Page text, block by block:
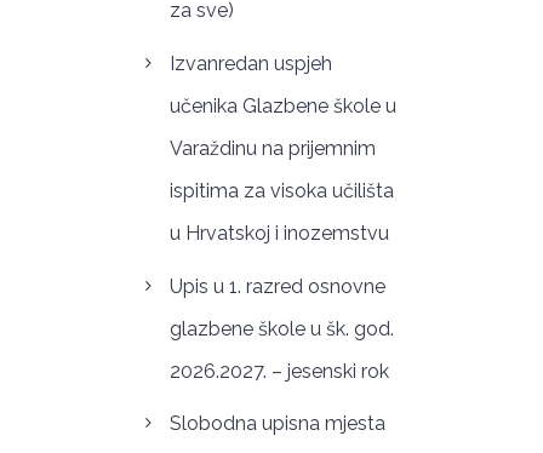
za sve)
Izvanredan uspjeh
učenika Glazbene škole u
Varaždinu na prijemnim
ispitima za visoka učilišta
u Hrvatskoj i inozemstvu
Upis u 1. razred osnovne
glazbene škole u šk. god.
2026.2027. – jesenski rok
Slobodna upisna mjesta